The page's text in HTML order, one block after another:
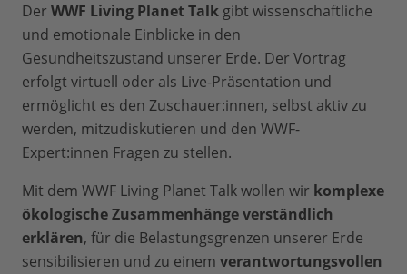
Der WWF Living Planet Talk gibt wissenschaftliche
und emotionale Einblicke in den
Gesundheitszustand unserer Erde. Der Vortrag
erfolgt virtuell oder als Live-Präsentation und
ermöglicht es den Zuschauer:innen, selbst aktiv zu
werden, mitzudiskutieren und den WWF-
Expert:innen Fragen zu stellen.
Mit dem WWF Living Planet Talk wollen wir komplexe
ökologische Zusammenhänge verständlich
erklären, für die Belastungsgrenzen unserer Erde
sensibilisieren und zu einem verantwortungsvollen